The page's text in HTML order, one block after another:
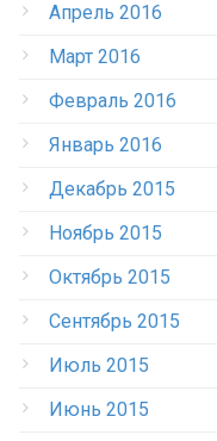
Апрель 2016
Март 2016
Февраль 2016
Январь 2016
Декабрь 2015
Ноябрь 2015
Октябрь 2015
Сентябрь 2015
Июль 2015
Июнь 2015